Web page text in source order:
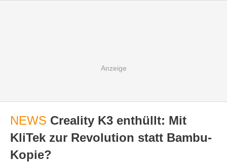
NEWS Creality K3 enthüllt: Mit
KliTek zur Revolution statt Bambu-
Kopie?